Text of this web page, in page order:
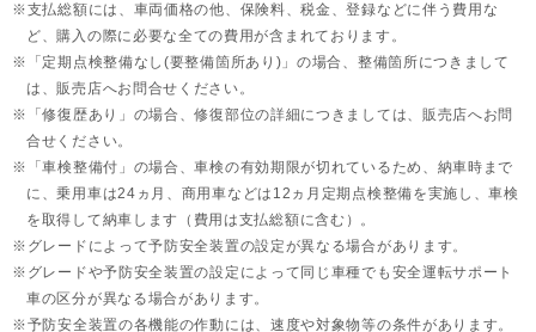
支払総額には、車両価格の他、保険料、税金、登録などに伴う費用な
ど、購入の際に必要な全ての費用が含まれております。
「定期点検整備なし(要整備箇所あり)」の場合、整備箇所につきまして
は、販売店へお問合せください。
「修復歴あり」の場合、修復部位の詳細につきましては、販売店へお問
合せください。
「車検整備付」の場合、車検の有効期限が切れているため、納車時まで
に、乗用車は24ヵ月、 商用車などは12ヵ月定期点検整備を実施し、車検
を取得して納車します（費用は支払総額に含む）。
グレードによって予防安全装置の設定が異なる場合があります。
グレードや予防安全装置の設定によって同じ車種でも安全運転サポート
車の区分が異なる場合があります。
予防安全装置の各機能の作動には、速度や対象物等の条件があります。